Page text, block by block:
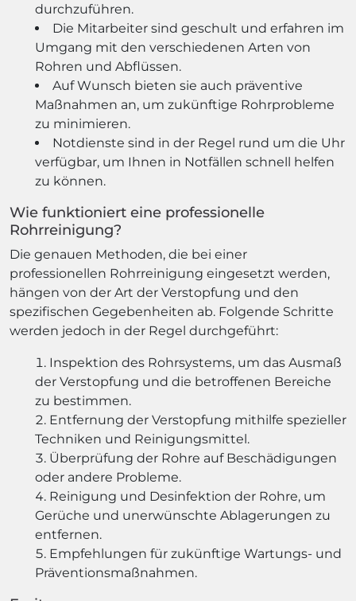
durchzuführen.
Die Mitarbeiter sind geschult und erfahren im
Umgang mit den verschiedenen Arten von
Rohren und Abflüssen.
Auf Wunsch bieten sie auch präventive
Maßnahmen an, um zukünftige Rohrprobleme
zu minimieren.
Notdienste sind in der Regel rund um die Uhr
verfügbar, um Ihnen in Notfällen schnell helfen
zu können.
Wie funktioniert eine professionelle
Rohrreinigung?
Die genauen Methoden, die bei einer
professionellen Rohrreinigung eingesetzt werden,
hängen von der Art der Verstopfung und den
spezifischen Gegebenheiten ab. Folgende Schritte
werden jedoch in der Regel durchgeführt:
Inspektion des Rohrsystems, um das Ausmaß
der Verstopfung und die betroffenen Bereiche
zu bestimmen.
Entfernung der Verstopfung mithilfe spezieller
Techniken und Reinigungsmittel.
Überprüfung der Rohre auf Beschädigungen
oder andere Probleme.
Reinigung und Desinfektion der Rohre, um
Gerüche und unerwünschte Ablagerungen zu
entfernen.
Empfehlungen für zukünftige Wartungs- und
Präventionsmaßnahmen.